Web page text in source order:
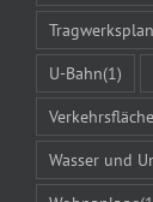
U-Bahn(1)
Wasser und